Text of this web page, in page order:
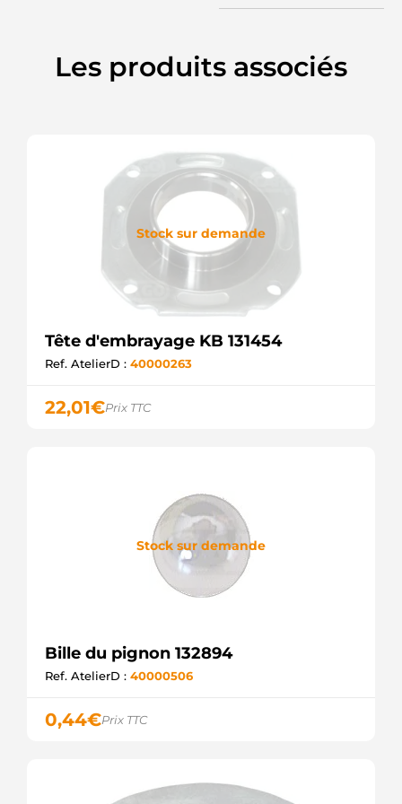
Les produits associés
Stock sur demande
Tête d'embrayage KB 131454
Ref. AtelierD : 40000263
22,01€Prix TTC
Stock sur demande
Bille du pignon 132894
Ref. AtelierD : 40000506
0,44€Prix TTC